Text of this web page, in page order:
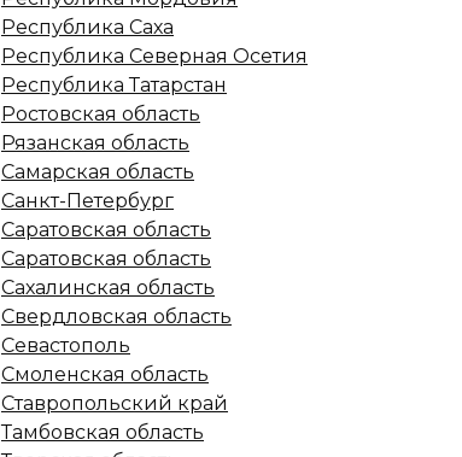
Республика Саха
Республика Северная Осетия
Республика Татарстан
Ростовская область
Рязанская область
Самарская область
Санкт-Петербург
Саратовская область
Саратовская область
Сахалинская область
Свердловская область
Севастополь
Смоленская область
Ставропольский край
Тамбовская область